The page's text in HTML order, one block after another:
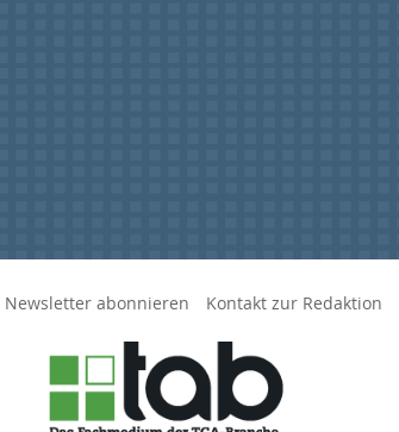
Newsletter abonnieren Kontakt zur Redaktion